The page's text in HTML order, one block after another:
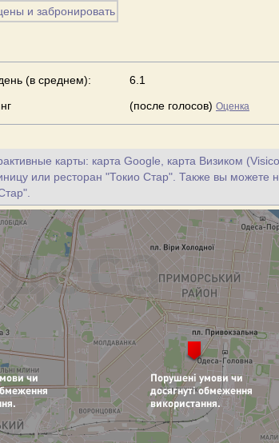
(в среднем):
6.1
(после голосов) Оценка
карты: карта Google, карта Визиком
или ресторан "Токио Стар". Также вы можете